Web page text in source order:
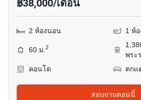
฿38,000/เดือน
2 ห้องนอน 1 ห้
60 ม.2
พระ
คอนโด
ตกแ
สอบถามตอนนี้